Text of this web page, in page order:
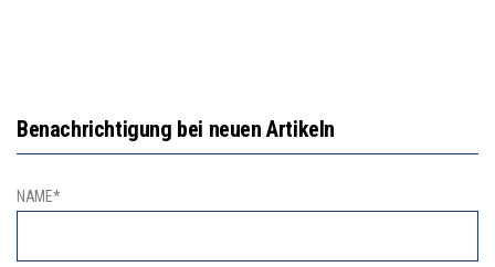
Benachrichtigung bei neuen Artikeln
NAME*